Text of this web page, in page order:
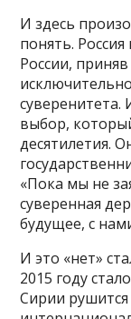
И здесь
понять.
России,
суверенитета.
выбор,
десятилетия.
«Пока мы не
суверенная
будущее, с
И это «нет»
2015 году
Сирии